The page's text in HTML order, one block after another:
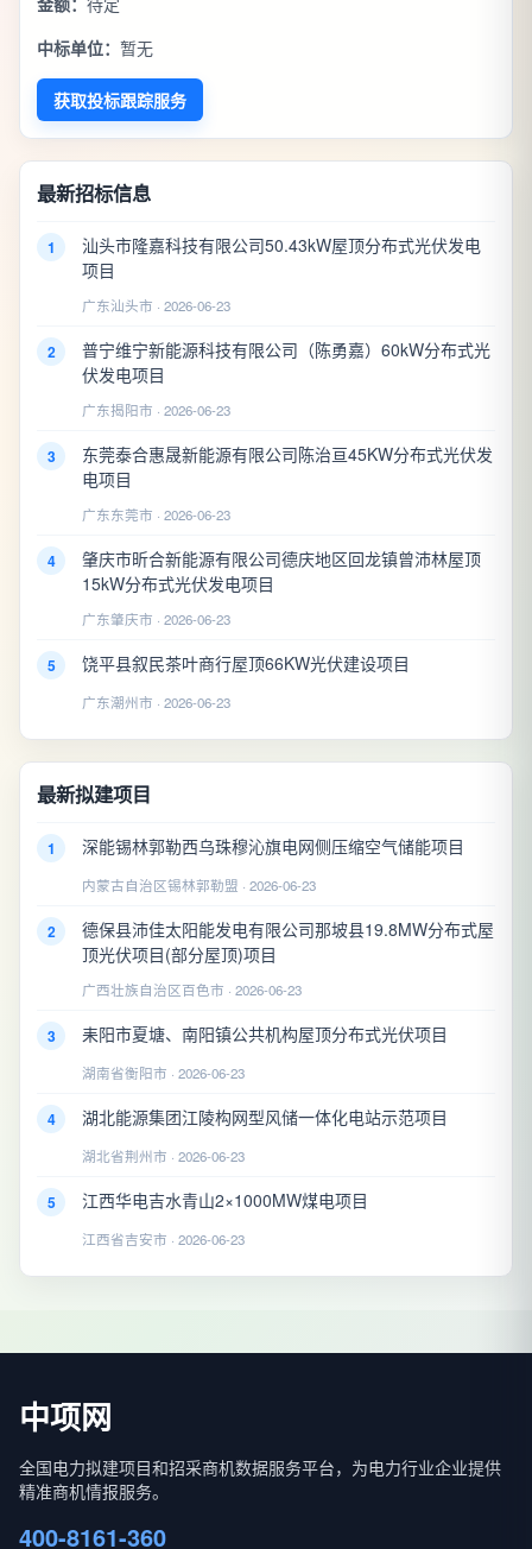
中标单位： 暂无
获取投标跟踪服务
最新招标信息
1
汕头市隆嘉科技有限公司50.43kW屋顶分布式光伏发电
项目
广东汕头市 · 2026-06-23
2
普宁维宁新能源科技有限公司（陈勇嘉）60kW分布式光
伏发电项目
广东揭阳市 · 2026-06-23
3
东莞泰合惠晟新能源有限公司陈治亘45KW分布式光伏发
电项目
广东东莞市 · 2026-06-23
4
肇庆市昕合新能源有限公司德庆地区回龙镇曾沛林屋顶
15kW分布式光伏发电项目
广东肇庆市 · 2026-06-23
5 饶平县叙民茶叶商行屋顶66KW光伏建设项目
广东潮州市 · 2026-06-23
最新拟建项目
1 深能锡林郭勒西乌珠穆沁旗电网侧压缩空气储能项目
内蒙古自治区锡林郭勒盟 · 2026-06-23
2
德保县沛佳太阳能发电有限公司那坡县19.8MW分布式屋
顶光伏项目(部分屋顶)项目
广西壮族自治区百色市 · 2026-06-23
3 耒阳市夏塘、南阳镇公共机构屋顶分布式光伏项目
湖南省衡阳市 · 2026-06-23
4 湖北能源集团江陵构网型风储一体化电站示范项目
湖北省荆州市 · 2026-06-23
5 江西华电吉水青山2×1000MW煤电项目
江西省吉安市 · 2026-06-23
中项网
全国电力拟建项目和招采商机数据服务平台，为电力行业企业提供
精准商机情报服务。
400-8161-360